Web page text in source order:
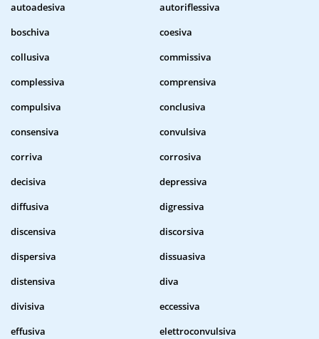
autoadesiva
autoriflessiva
boschiva
coesiva
collusiva
commissiva
complessiva
comprensiva
compulsiva
conclusiva
consensiva
convulsiva
corriva
corrosiva
decisiva
depressiva
diffusiva
digressiva
discensiva
discorsiva
dispersiva
dissuasiva
distensiva
diva
divisiva
eccessiva
effusiva
elettroconvulsiva